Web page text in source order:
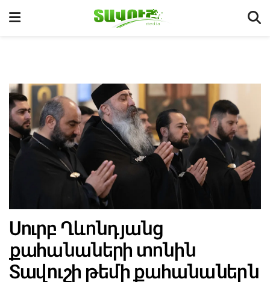
Սուրբ Ղևոնդյանց
քահանաների տոնին
Տավուշի թեմի քահանաներն